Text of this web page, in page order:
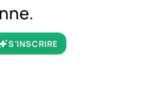
S’INSCRIRE